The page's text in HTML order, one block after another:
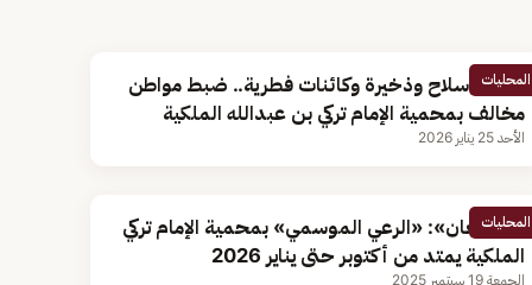
المحليات
بحوزته سلاح وذخيرة وكائنات فطرية.. ضبط مواطن
مخالف بمحمية الإمام تركي بن عبدالله الملكية
الأحد 25 يناير 2026
المحليات
«الضبعان»: «الرعي الموسمي» بمحمية الإمام تركي
الملكية يمتد من أكتوبر حتى يناير 2026
الجمعة 19 سبتمبر 2025